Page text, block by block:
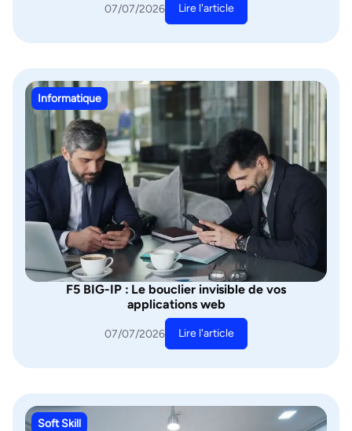
07/07/2026 Lire l'article
Informatique
F5 BIG-IP : Le bouclier invisible de vos
applications web
07/07/2026 Lire l'article
Soft Skill